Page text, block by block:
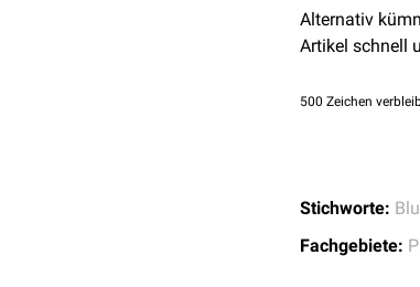
Alternativ
Artikel schnell
500 Zeichen
Stichworte:
Fachgebiete: